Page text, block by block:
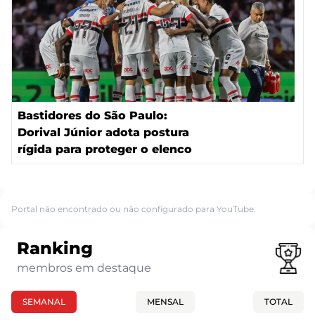
Bastidores do São Paulo:
Dorival Júnior adota postura
rígida para proteger o elenco
Portal não encontrado ou não configurado para YouTube.
Ranking
membros em destaque
SEMANAL MENSAL TOTAL